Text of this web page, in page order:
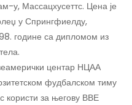
у, Массацхусеттс. Цена је
у Спрингфиелду,
године са дипломом из
центар НЦАА
фудбалском тиму
користи за његову ВВЕ